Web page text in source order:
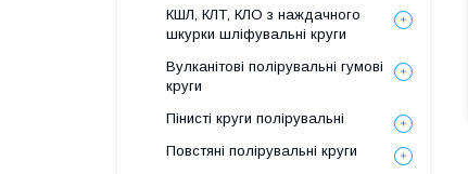
КШЛ, КЛТ, КЛО з наждачного
шкурки шліфувальні круги
Вулканітові полірувальні гумові
круги
Пінисті круги полірувальні
Повстяні полірувальні круги